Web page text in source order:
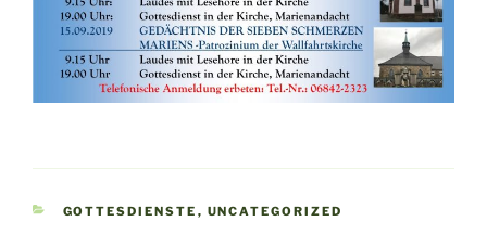
KATEGORIEN
GOTTESDIENSTE , UNCATEGORIZED